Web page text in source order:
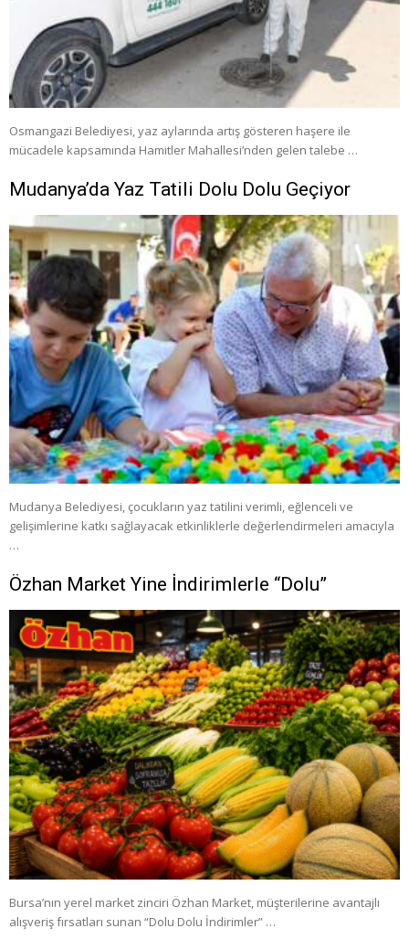
Osmangazi Belediyesi, yaz aylarında artış gösteren haşere ile
mücadele kapsamında Hamitler Mahallesi’nden gelen talebe …
Mudanya’da Yaz Tatili Dolu Dolu Geçiyor
Mudanya Belediyesi, çocukların yaz tatilini verimli, eğlenceli ve
gelişimlerine katkı sağlayacak etkinliklerle değerlendirmeleri amacıyla
…
Özhan Market Yine İndirimlerle “Dolu”
Bursa’nın yerel market zinciri Özhan Market, müşterilerine avantajlı
alışveriş fırsatları sunan “Dolu Dolu İndirimler” …